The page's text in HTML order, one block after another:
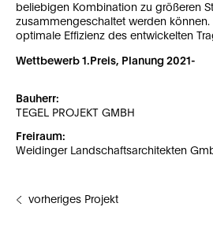
beliebigen Kombination zu größeren
zusammengeschaltet werden können.
optimale Effizienz des entwickelten
Wettbewerb 1.Preis, Planung 2021-
Bauherr:
TEGEL PROJEKT GMBH
Freiraum:
Weidinger Landschaftsarchitekten
vorheriges Projekt